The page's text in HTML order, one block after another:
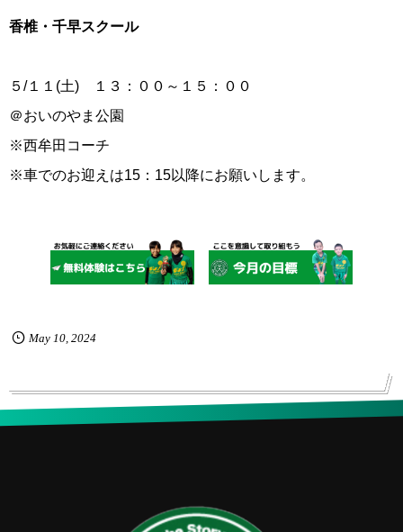
香椎・千早スクール
５/１１(土) １３：００～１５：００
＠おいのやま公園
※西牟田コーチ
※車でのお迎えは15：15以降にお願いします。
May 10, 2024